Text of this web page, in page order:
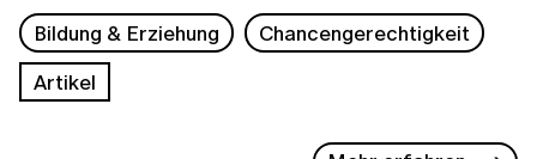
Bildung & Erziehung
Chancengerechtigkeit
Artikel